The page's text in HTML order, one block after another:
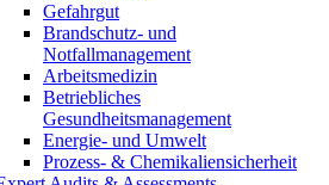
Gefahrgut
Brandschutz- und
Notfallmanagement
Arbeitsmedizin
Betriebliches
Gesundheitsmanagement
Energie- und Umwelt
Prozess- & Chemikaliensicherheit